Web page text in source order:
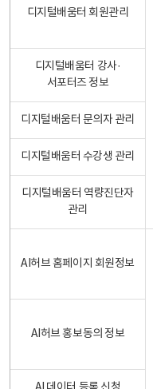
디지털배움터 회원관리
디지털배움터 강사·
서포터즈 정보
디지털배움터 문의자 관리
디지털배움터 수강생 관리
디지털배움터 역량진단자
관리
AI허브 홈페이지 회원정보
AI허브 홍보동의 정보